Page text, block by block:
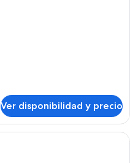
Ver disponibilidad y precio